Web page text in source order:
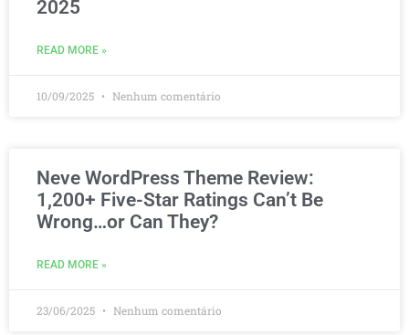
2025
READ MORE »
10/09/2025 Nenhum comentário
Neve WordPress Theme Review:
1,200+ Five-Star Ratings Can’t Be
Wrong…or Can They?
READ MORE »
23/06/2025 Nenhum comentário